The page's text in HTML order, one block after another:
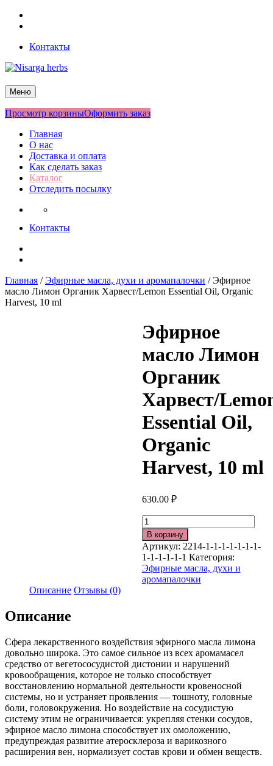
Перейти
Контакты
Nisarga herbs
Меню
Просмотр корзиныОформить заказ
Главная
О нас
Доставка и оплата
Как сделать заказ
Каталог
Отследить посылку
Контакты
Главная /Эфирные масла, духи и аромапалочки / Эфирное
масло Лимон Органик Харвест/Lemon Essential Oil, Organic
Harvest, 10 ml
Эфирное
масло Лимон
Органик
Харвест/
Essential Oil,
Organic
Harvest, 10 ml
630.00 ₽
Количество
В корзину
Артикул: 2214-1-1-1-1-1-1-1-
1-1-1-1-1-1 Категория:
Эфирные масла, духи и
аромапалочки
Описание Отзывы (0)
Описание
Cфера лекарственного воздействия эфирного масла лимона
довольно широка. Это самое сильное из всех аромамасел
средство от вегетососудистой дистонии и нарушений
кровообращения, которое не только способствует
восстановлению нормальной деятельности кровеносной
системы, но и устраняет проявления — тошноту, головные
боли, головокружения. Но воздействие на сосудистую
систему этим не ограничивается: укрепляя стенки сосудов,
эфирное масло лимона способствует их омоложению,
предупреждая развитие атеросклероза и варикозного
расширения вен, нормализует состав крови и обмен веществ.